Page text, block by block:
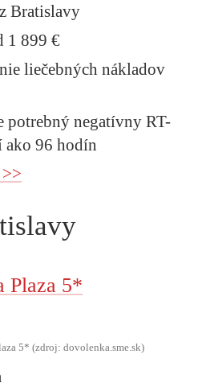
Bratislavy
1 899 €
liečebných nákladov
potrebný negatívny RT-
ako 96 hodín
Plaza 5*
5* (zdroj: dovolenka.sme.sk)